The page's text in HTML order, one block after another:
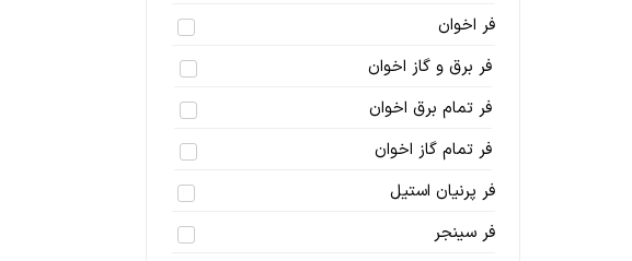
فر اخوان
فر برق و گاز اخوان
فر تمام برق اخوان
فر تمام گاز اخوان
فر پرنیان استیل
فر سینجر